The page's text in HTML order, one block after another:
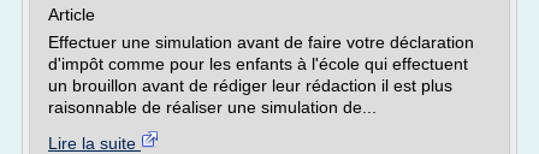
Article
Effectuer une simulation avant de faire votre déclaration
d'impôt comme pour les enfants à l'école qui effectuent
un brouillon avant de rédiger leur rédaction il est plus
raisonnable de réaliser une simulation de...
Lire la suite